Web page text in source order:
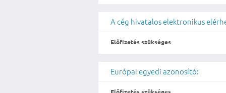
A cég hivatalos elektronikus
Előfizetés szükséges
Európai egyedi azonosító: